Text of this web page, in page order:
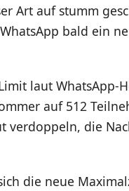
Art auf stumm
bald ein
laut WhatsApp-
auf 512
verdoppeln, die
die neue